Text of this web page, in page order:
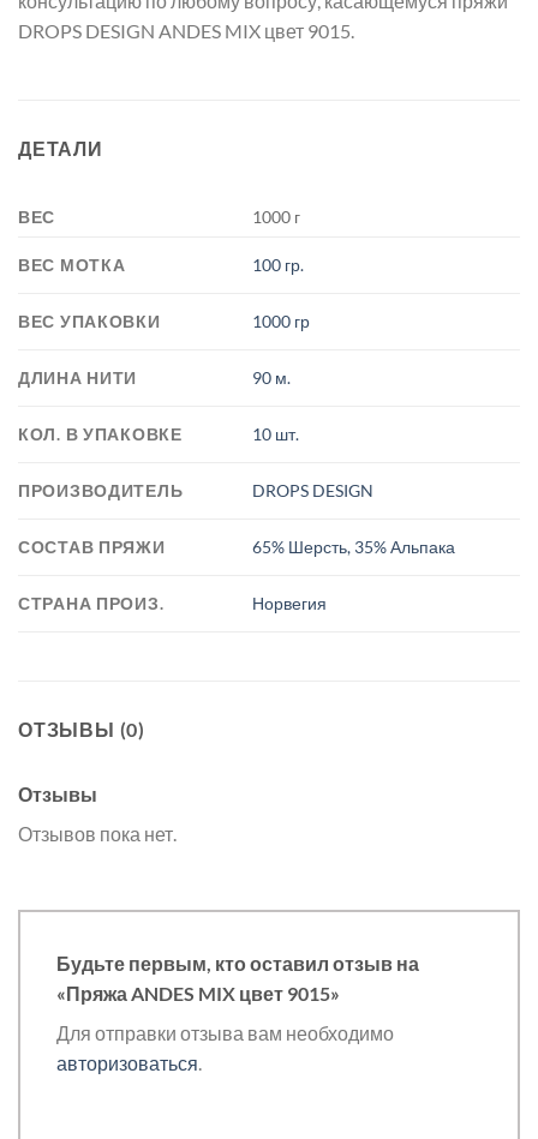
DROPS DESIGN ANDES MIX цвет 9015.
ДЕТАЛИ
ВЕС 1000 г
ВЕС МОТКА 100 гр.
ВЕС УПАКОВКИ 1000 гр
ДЛИНА НИТИ 90 м.
КОЛ. В УПАКОВКЕ 10 шт.
ПРОИЗВОДИТЕЛЬ DROPS DESIGN
СОСТАВ ПРЯЖИ 65% Шерсть, 35% Альпака
СТРАНА ПРОИЗ. Норвегия
ОТЗЫВЫ (0)
Отзывы
Отзывов пока нет.
Будьте первым, кто оставил отзыв на
«Пряжа ANDES MIX цвет 9015»
Для отправки отзыва вам необходимо
авторизоваться